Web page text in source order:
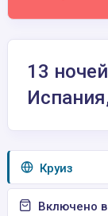
13
Круиз
Включено в